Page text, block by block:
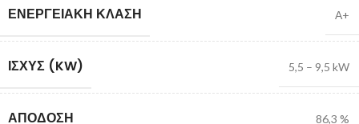
ΕΝΕΡΓΕΙΑΚΉ ΚΛΆΣΗ Α+
ΙΣΧΎΣ (KW) 5,5 – 9,5 kW
ΑΠΌΔΟΣΗ 86,3 %